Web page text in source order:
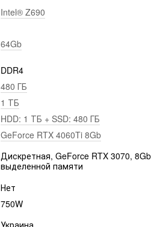
Intel® Z690
64Gb
DDR4
480 ГБ
1 ТБ
HDD: 1 ТБ + SSD: 480 ГБ
GeForce RTX 4060Ti 8Gb
Дискретная, GeForce RTX 3070, 8Gb
выделенной памяти
Нет
750W
Украина